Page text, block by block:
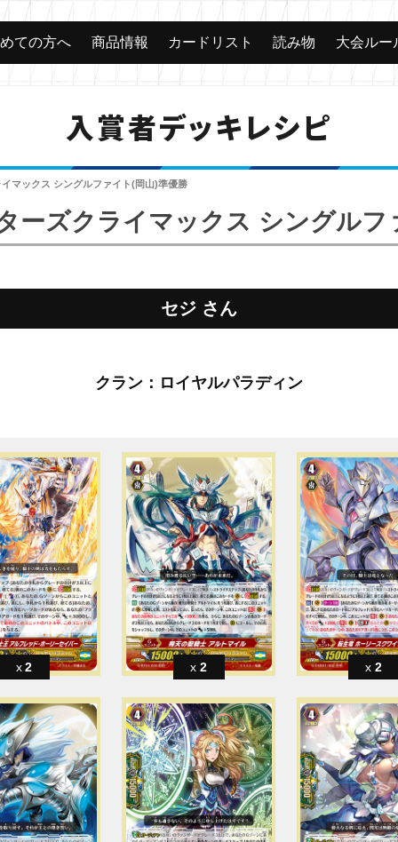
ての方へ 商品情報 カードリスト 読み物 大会ルー
入賞者デッキレシピ
マックス シングルファイト(岡山)準優勝
ーズクライマックス シングルフ
セジ さん
クラン：ロイヤルパラディン
2 2 2